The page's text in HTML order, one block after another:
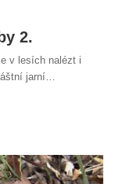
2.
v lesích nalézt i
jarní…